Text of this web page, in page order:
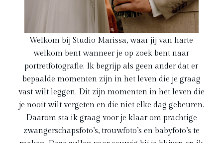
Welkom bij Studio Marissa, waar jij van harte
welkom bent wanneer je op zoek bent naar
portretfotografie. Ik begrijp als geen ander dat er
bepaalde momenten zijn in het leven die je graag
vast wilt leggen. Dit zijn momenten in het leven die
je nooit wilt vergeten en die niet elke dag gebeuren.
Daarom sta ik graag voor je klaar om prachtige
zwangerschapsfoto’s, trouwfoto’s en babyfoto’s te